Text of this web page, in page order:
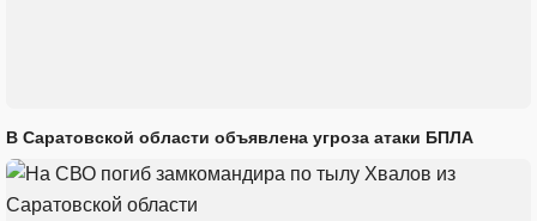
В Саратовской области объявлена угроза атаки БПЛА